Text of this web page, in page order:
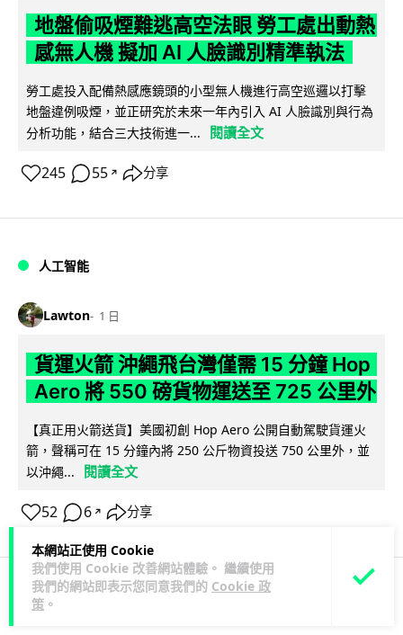
本網站正使用 Cookie
我們使用 Cookie 改善網站體驗。 繼續使用
我們的網站即表示您同意我們的 Cookie 政
策 。
地盤偷吸煙難逃高空法眼 勞工處出動熱
感無人機 擬加 AI 人臉識別精準執法
勞工處投入配備熱感應鏡頭的小型無人機進行高空巡邏以打擊
地盤違例吸煙，並正研究於未來一年內引入 AI 人臉識別與行為
分析功能，結合三大技術進一...
閱讀全文
245 55 ↗ 分享
人工智能
Lawton 1 日
貨運火箭 沖繩飛台灣僅需 15 分鐘 Hop
Aero 將 550 磅貨物運送至 725 公里外
【真正用火箭送貨】美國初創 Hop Aero 公開自動駕駛貨運火
箭，聲稱可在 15 分鐘內將 250 公斤物資投送 750 公里外，並
以沖繩...
閱讀全文
52 6 ↗ 分享
科技娛樂